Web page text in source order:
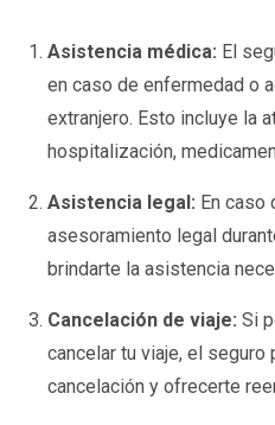
Asistencia médica: El
en caso de enfermedad o
extranjero. Esto incluye la
hospitalización,
Asistencia legal: En caso
asesoramiento legal
brindarte la asistencia
Cancelación de viaje: Si
cancelar tu viaje, el
cancelación y ofrecerte